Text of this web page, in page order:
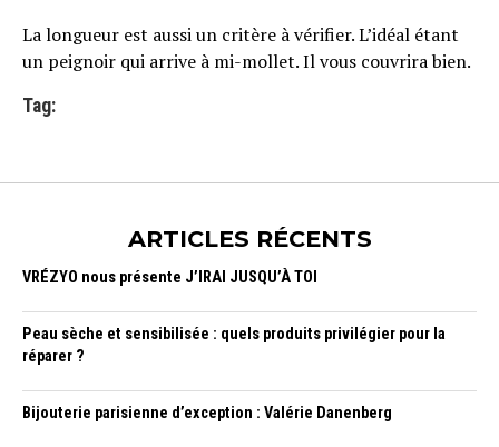
La longueur est aussi un critère à vérifier. L’idéal étant
un peignoir qui arrive à mi-mollet. Il vous couvrira bien.
Tag:
ARTICLES RÉCENTS
VRÉZYO nous présente J’IRAI JUSQU’À TOI
Peau sèche et sensibilisée : quels produits privilégier pour la
réparer ?
Bijouterie parisienne d’exception : Valérie Danenberg